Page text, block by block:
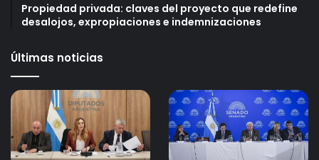
Propiedad privada: claves del proyecto que redefine
desalojos, expropiaciones e indemnizaciones
Últimas noticias